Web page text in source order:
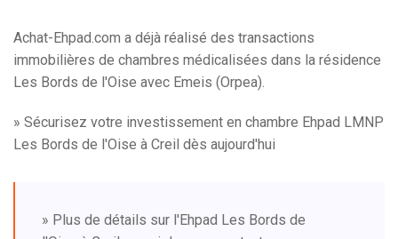
Achat-Ehpad.com a déjà réalisé des transactions
immobilières de chambres médicalisées dans la résidence
Les Bords de l'Oise avec Emeis (Orpea).
» Sécurisez votre investissement en chambre Ehpad LMNP
Les Bords de l'Oise à Creil dès aujourd'hui
» Plus de détails sur l'Ehpad Les Bords de